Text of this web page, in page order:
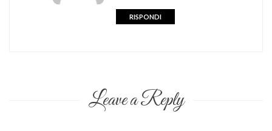
RISPONDI
Leave a Reply